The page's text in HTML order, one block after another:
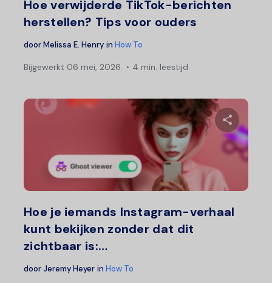
Hoe verwijderde TikTok-berichten
herstellen? Tips voor ouders
doorMelissa E. Henry in How To
Bijgewerkt 06 mei, 2026 4 min. leestijd
Hoe je iemands Instagram-verhaal
kunt bekijken zonder dat dit
zichtbaar is:…
doorJeremy Heyer in How To